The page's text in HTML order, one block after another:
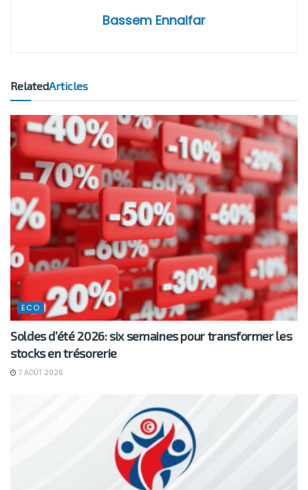
Bassem Ennaifar
RelatedArticles
ECO
Soldes d’été 2026: six semaines pour transformer les
stocks en trésorerie
7 AOÛT 2026